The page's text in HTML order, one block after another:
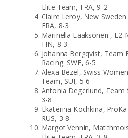
Elite Team, FRA, 9-2
Claire Leroy, New
FRA, 8-3
Marinella Laaksonen , L2
FIN, 8-3
Johanna Bergqvist, Team
Racing, SWE, 6-5
Alexa Bezel, Swiss
Team, SUI, 5-6
Antonia Degerlund, Team
3-8
Ekaterina Kochkina,
RUS, 3-8
Margot Vennin,